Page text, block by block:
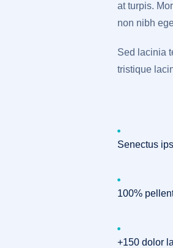
at turpis.
non nibh
Sed lacinia
tristique
Senectus
100%
+150 dolor